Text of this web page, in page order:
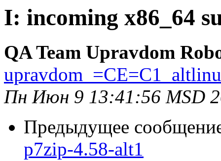
I: incoming x86_64
QA Team Upravdom
Пн Июн 9 13:41:56 MSD
Предыдущее
p7zip-4.58-alt1